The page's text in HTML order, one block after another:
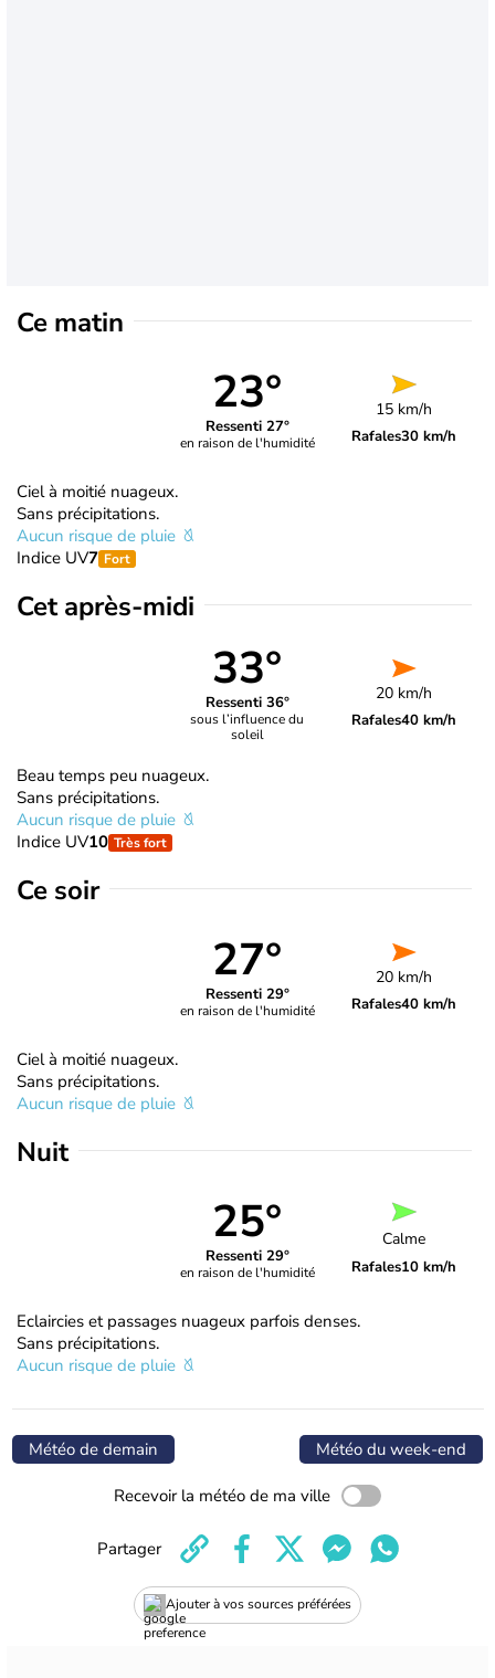
Ce matin
23°
Ressenti 27°
en raison de l'humidité
15 km/h
Rafales30 km/h
Ciel à moitié nuageux.
Sans précipitations.
Aucun risque de pluie
Indice UV7 Fort
Cet après-midi
33°
Ressenti 36°
sous l’influence du
soleil
20 km/h
Rafales40 km/h
Beau temps peu nuageux.
Sans précipitations.
Aucun risque de pluie
Indice UV10 Très fort
Ce soir
27°
Ressenti 29°
en raison de l'humidité
20 km/h
Rafales40 km/h
Ciel à moitié nuageux.
Sans précipitations.
Aucun risque de pluie
Nuit
25°
Ressenti 29°
en raison de l'humidité
Calme
Rafales10 km/h
Eclaircies et passages nuageux parfois denses.
Sans précipitations.
Aucun risque de pluie
Météo de demain Météo du week-end
Recevoir la météo de ma ville
Ajouter à vos sources préférées
Partager